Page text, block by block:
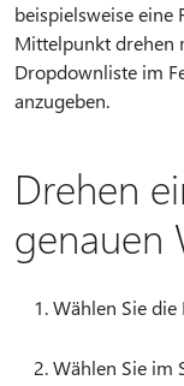
beispielsweise eine
Mittelpunkt drehen
Dropdownliste im
anzugeben.
Drehen
genauen
Wählen Sie die
Wählen Sie im